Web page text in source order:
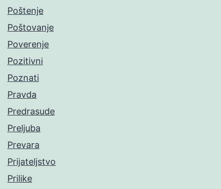
Poštenje
Poštovanje
Poverenje
Pozitivni
Poznati
Pravda
Predrasude
Preljuba
Prevara
Prijateljstvo
Prilike